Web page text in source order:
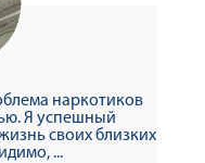
наркотиков
Я успешный
своих близких
...